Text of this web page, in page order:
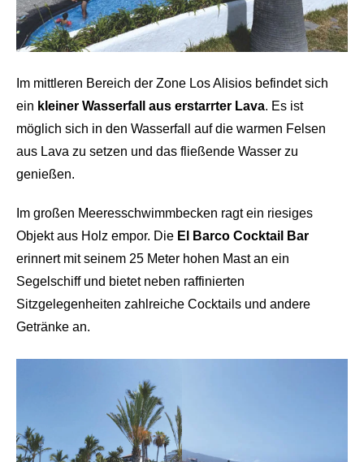
Im mittleren Bereich der Zone Los Alisios befindet sich
ein kleiner Wasserfall aus erstarrter Lava. Es ist
möglich sich in den Wasserfall auf die warmen Felsen
aus Lava zu setzen und das fließende Wasser zu
genießen.
Im großen Meeresschwimmbecken ragt ein riesiges
Objekt aus Holz empor. Die El Barco Cocktail Bar
erinnert mit seinem 25 Meter hohen Mast an ein
Segelschiff und bietet neben raffinierten
Sitzgelegenheiten zahlreiche Cocktails und andere
Getränke an.